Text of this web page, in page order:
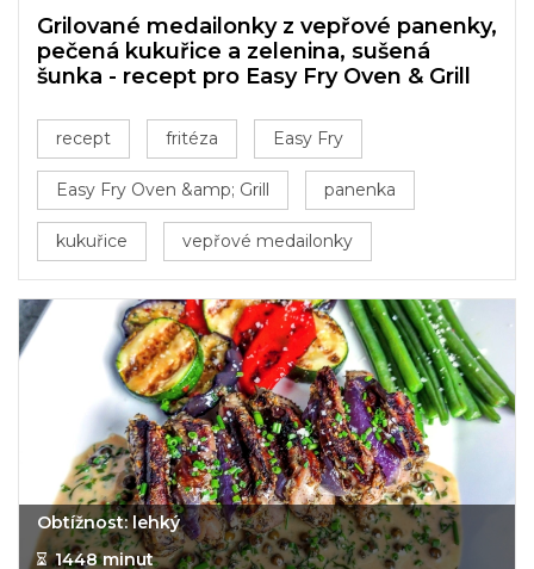
Grilované medailonky z vepřové panenky,
pečená kukuřice a zelenina, sušená
šunka - recept pro Easy Fry Oven & Grill
recept fritéza Easy Fry
Easy Fry Oven &amp; Grill panenka
kukuřice vepřové medailonky
Obtížnost: lehký
1448 minut